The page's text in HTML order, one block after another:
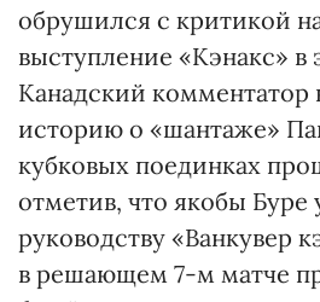
обрушился с критикой
выступление «Кэнакс» в
Канадский комментатор
историю о «шантаже»
кубковых поединках
отметив, что якобы Буре
руководству «Ванкувер
в решающем 7-м матче